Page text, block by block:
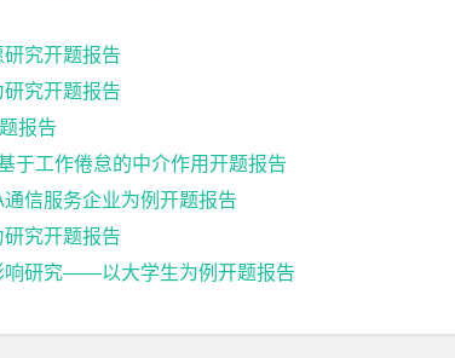
究开题报告
究开题报告
报告
工作倦怠的中介作用开题报告
信服务企业为例开题报告
究开题报告
响研究——以大学生为例开题报告